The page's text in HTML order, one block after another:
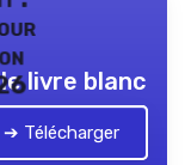
livre blanc
➔ Télécharger